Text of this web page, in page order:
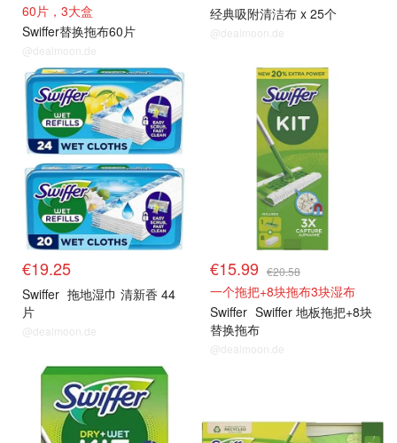
60片，3大盒
Swiffer替换拖布60片
@dealmoon.de
经典吸附清洁布 x 25个
@dealmoon.de
€19.25
Swiffer 拖地湿巾 清新香 44
片
@dealmoon.de
€15.99 €20.58
一个拖把+8块拖布3块湿布
Swiffer Swiffer 地板拖把+8块
替换拖布
@dealmoon.de